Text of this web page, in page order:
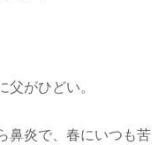
父がひどい。
鼻炎で、春にいつも苦